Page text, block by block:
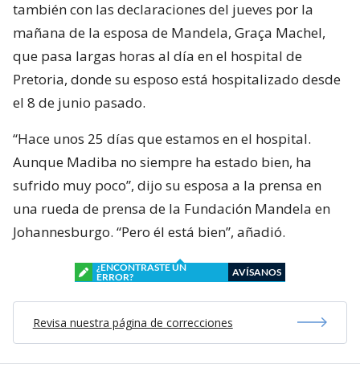
también con las declaraciones del jueves por la
mañana de la esposa de Mandela, Graça Machel,
que pasa largas horas al día en el hospital de
Pretoria, donde su esposo está hospitalizado desde
el 8 de junio pasado.
“Hace unos 25 días que estamos en el hospital.
Aunque Madiba no siempre ha estado bien, ha
sufrido muy poco”, dijo su esposa a la prensa en
una rueda de prensa de la Fundación Mandela en
Johannesburgo. “Pero él está bien”, añadió.
¿ENCONTRASTE UN
ERROR?
AVÍSANOS
Revisa nuestra página de correcciones